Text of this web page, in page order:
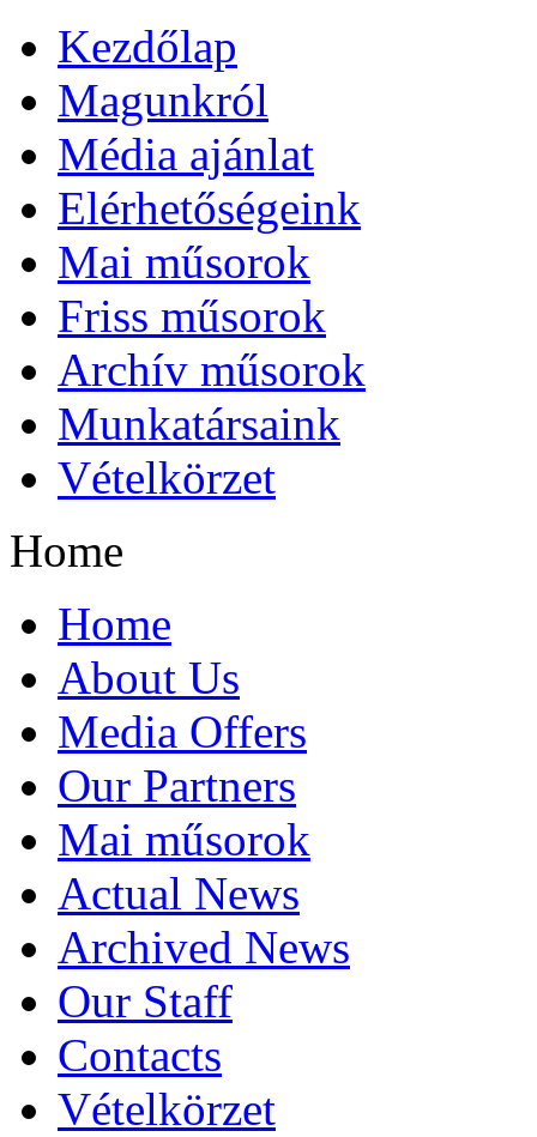
Kezdőlap
Magunkról
Média ajánlat
Elérhetőségeink
Mai műsorok
Friss műsorok
Archív műsorok
Munkatársaink
Vételkörzet
Home
Home
About Us
Media Offers
Our Partners
Mai műsorok
Actual News
Archived News
Our Staff
Contacts
Vételkörzet